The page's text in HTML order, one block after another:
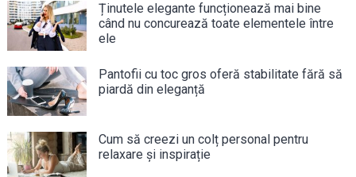
Ținutele elegante funcționează mai bine
când nu concurează toate elementele între
ele
Pantofii cu toc gros oferă stabilitate fără să
piardă din eleganță
Cum să creezi un colț personal pentru
relaxare și inspirație